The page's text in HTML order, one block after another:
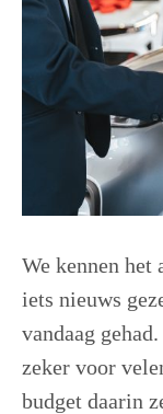
We kennen
iets nieuws
vandaag
zeker voor
budget daarin